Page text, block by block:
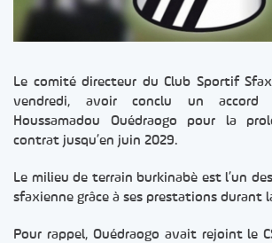
Le comité directeur du Club Sportif
vendredi, avoir conclu un
Houssamadou Ouédraogo pour la
contrat jusqu’en juin 2029.
Le milieu de terrain burkinabè est l’un
sfaxienne grâce à ses prestations durant
Pour rappel, Ouédraogo avait rejoint le